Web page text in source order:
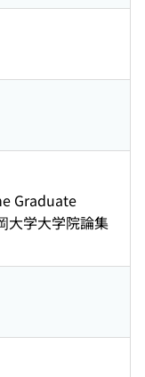
Graduate
学大学院論集